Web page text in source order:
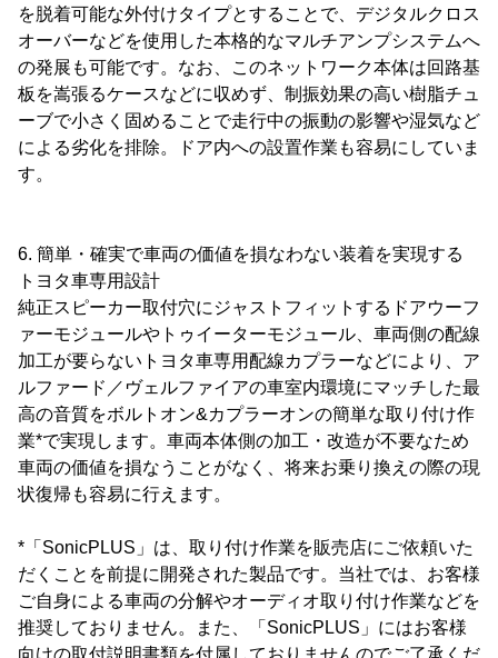
を脱着可能な外付けタイプとすることで、デジタルクロス
オーバーなどを使用した本格的なマルチアンプシステムへ
の発展も可能です。なお、このネットワーク本体は回路基
板を嵩張るケースなどに収めず、制振効果の高い樹脂チュ
ーブで小さく固めることで走行中の振動の影響や湿気など
による劣化を排除。ドア内への設置作業も容易にしていま
す。
6. 簡単・確実で車両の価値を損なわない装着を実現する
トヨタ車専用設計
純正スピーカー取付穴にジャストフィットするドアウーフ
ァーモジュールやトゥイーターモジュール、車両側の配線
加工が要らないトヨタ車専用配線カプラーなどにより、ア
ルファード／ヴェルファイアの車室内環境にマッチした最
高の音質をボルトオン&カプラーオンの簡単な取り付け作
業*で実現します。車両本体側の加工・改造が不要なため
車両の価値を損なうことがなく、将来お乗り換えの際の現
状復帰も容易に行えます。
*「SonicPLUS」は、取り付け作業を販売店にご依頼いた
だくことを前提に開発された製品です。当社では、お客様
ご自身による車両の分解やオーディオ取り付け作業などを
推奨しておりません。また、「SonicPLUS」にはお客様
向けの取付説明書類を付属しておりませんのでご了承くだ